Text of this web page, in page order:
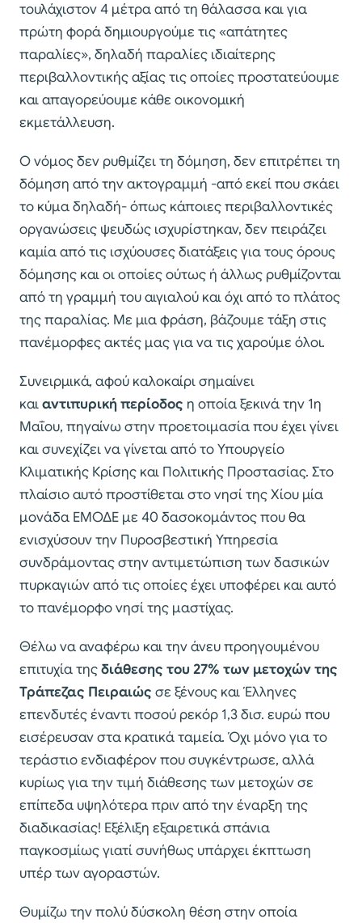
τουλάχιστον 4 μέτρα από τη θάλασσα και για
πρώτη φορά δημιουργούμε τις «απάτητες
παραλίες», δηλαδή παραλίες ιδιαίτερης
περιβαλλοντικής αξίας τις οποίες προστατεύουμε
και απαγορεύουμε κάθε οικονομική
εκμετάλλευση.
Ο νόμος δεν ρυθμίζει τη δόμηση, δεν επιτρέπει τη
δόμηση από την ακτογραμμή -από εκεί που σκάει
το κύμα δηλαδή- όπως κάποιες περιβαλλοντικές
οργανώσεις ψευδώς ισχυρίστηκαν, δεν πειράζει
καμία από τις ισχύουσες διατάξεις για τους όρους
δόμησης και οι οποίες ούτως ή άλλως ρυθμίζονται
από τη γραμμή του αιγιαλού και όχι από το πλάτος
της παραλίας. Με μια φράση, βάζουμε τάξη στις
πανέμορφες ακτές μας για να τις χαρούμε όλοι.
Συνειρμικά, αφού καλοκαίρι σημαίνει
καιαντιπυρική περίοδος η οποία ξεκινά την 1η
Μαΐου, πηγαίνω στην προετοιμασία που έχει γίνει
και συνεχίζει να γίνεται από το Υπουργείο
Κλιματικής Κρίσης και Πολιτικής Προστασίας. Στο
πλαίσιο αυτό προστίθεται στο νησί της Χίου μία
μονάδα ΕΜΟΔΕ με 40 δασοκομάντος που θα
ενισχύσουν την Πυροσβεστική Υπηρεσία
συνδράμοντας στην αντιμετώπιση των δασικών
πυρκαγιών από τις οποίες έχει υποφέρει και αυτό
το πανέμορφο νησί της μαστίχας.
Θέλω να αναφέρω και την άνευ προηγουμένου
επιτυχία τηςδιάθεσης του 27% των μετοχών της
Τράπεζας Πειραιώς σε ξένους και Έλληνες
επενδυτές έναντι ποσού ρεκόρ 1,3 δισ. ευρώ που
εισέρευσαν στα κρατικά ταμεία. Όχι μόνο για το
τεράστιο ενδιαφέρον που συγκέντρωσε, αλλά
κυρίως για την τιμή διάθεσης των μετοχών σε
επίπεδα υψηλότερα πριν από την έναρξη της
διαδικασίας! Εξέλιξη εξαιρετικά σπάνια
παγκοσμίως γιατί συνήθως υπάρχει έκπτωση
υπέρ των αγοραστών.
Θυμίζω την πολύ δύσκολη θέση στην οποία